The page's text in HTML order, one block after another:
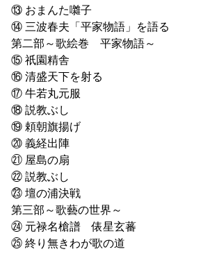
⑬ おまんた囃子
⑭ 三波春夫「平家物語」を語る
第二部～歌絵巻 平家物語～
⑮ 祇園精舎
⑯ 清盛天下を射る
⑰ 牛若丸元服
⑱ 説教ぶし
⑲ 頼朝旗揚げ
⑳ 義経出陣
㉑ 屋島の扇
㉒ 説教ぶし
㉓ 壇の浦決戦
第三部～歌藝の世界～
㉔ 元禄名槍譜 俵星玄蕃
㉕ 終り無きわが歌の道